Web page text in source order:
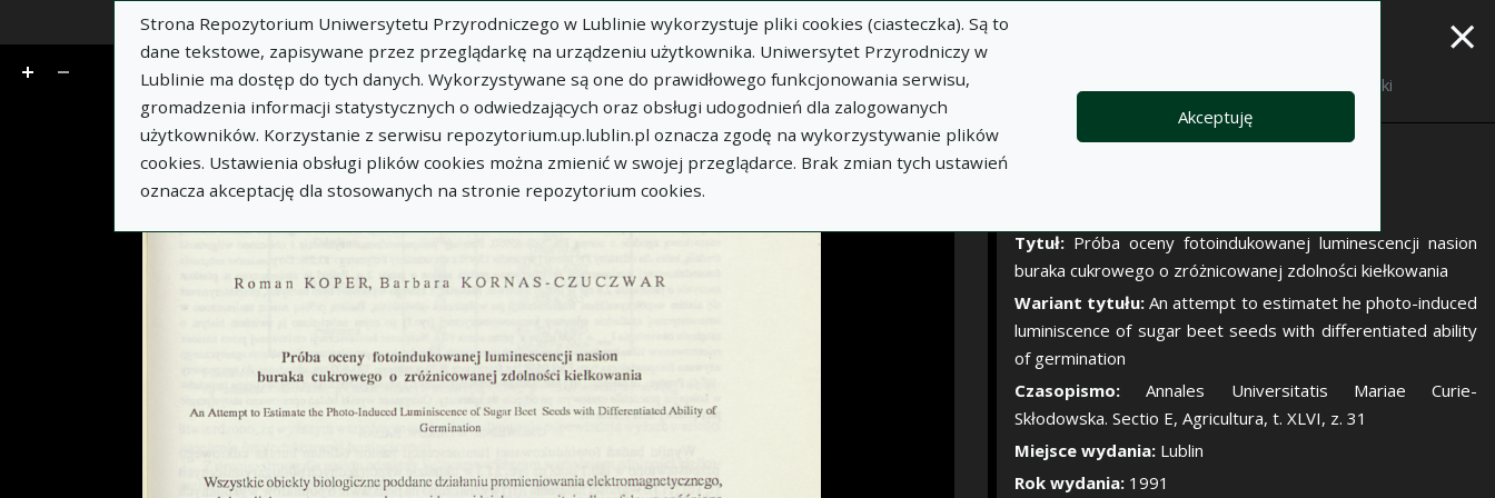
Strona Repozytorium Uniwersytetu Przyrodniczego w Lublinie wykorzystuje pliki cookies (ciasteczka). Są to
dane tekstowe, zapisywane przez przeglądarkę na urządzeniu użytkownika. Uniwersytet Przyrodniczy w
Lublinie ma dostęp do tych danych. Wykorzystywane są one do prawidłowego funkcjonowania serwisu,
gromadzenia informacji statystycznych o odwiedzających oraz obsługi udogodnień dla zalogowanych
użytkowników. Korzystanie z serwisu repozytorium.up.lublin.pl oznacza zgodę na wykorzystywanie plików
cookies. Ustawienia obsługi plików cookies można zmienić w swojej przeglądarce. Brak zmian tych ustawień
oznacza akceptację dla stosowanych na stronie repozytorium cookies.
Akceptuję
z 4 Idź
WIĘCEJ INFORMACJI
×
Notatki
Tytuł: Próba oceny fotoindukowanej luminescencji nasion
buraka cukrowego o zróżnicowanej zdolności kiełkowania
Wariant tytułu:An attempt to estimatet he photo-induced
luminiscence of sugar beet seeds with differentiated ability
of germination
Czasopismo:Annales Universitatis Mariae Curie-
Skłodowska. Sectio E, Agricultura, t. XLVI, z. 31
Miejsce wydania: Lublin
Rok wydania: 1991